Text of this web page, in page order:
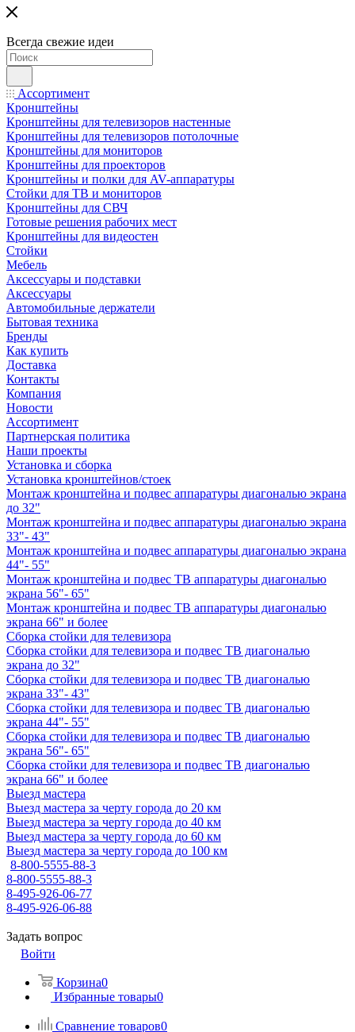
Всегда свежие идеи
Ассортимент
Кронштейны
Кронштейны для телевизоров настенные
Кронштейны для телевизоров потолочные
Кронштейны для мониторов
Кронштейны для проекторов
Кронштейны и полки для AV-аппаратуры
Стойки для ТВ и мониторов
Кронштейны для СВЧ
Готовые решения рабочих мест
Кронштейны для видеостен
Стойки
Мебель
Аксессуары и подставки
Аксессуары
Автомобильные держатели
Бытовая техника
Бренды
Как купить
Доставка
Контакты
Компания
Новости
Ассортимент
Партнерская политика
Наши проекты
Установка и сборка
Установка кронштейнов/стоек
Монтаж кронштейна и подвес аппаратуры диагональю экрана
до 32"
Монтаж кронштейна и подвес аппаратуры диагональю экрана
33"- 43"
Монтаж кронштейна и подвес аппаратуры диагональю экрана
44"- 55"
Монтаж кронштейна и подвес ТВ аппаратуры диагональю
экрана 56"- 65"
Монтаж кронштейна и подвес ТВ аппаратуры диагональю
экрана 66" и более
Сборка стойки для телевизора
Сборка стойки для телевизора и подвес ТВ диагональю
экрана до 32"
Сборка стойки для телевизора и подвес ТВ диагональю
экрана 33"- 43"
Сборка стойки для телевизора и подвес ТВ диагональю
экрана 44"- 55"
Сборка стойки для телевизора и подвес ТВ диагональю
экрана 56"- 65"
Сборка стойки для телевизора и подвес ТВ диагональю
экрана 66" и более
Выезд мастера
Выезд мастера за черту города до 20 км
Выезд мастера за черту города до 40 км
Выезд мастера за черту города до 60 км
Выезд мастера за черту города до 100 км
8-800-5555-88-3
8-800-5555-88-3
8-495-926-06-77
8-495-926-06-88
Задать вопрос
Войти
Корзина0
Избранные товары0
Сравнение товаров0